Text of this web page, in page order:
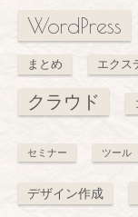
WordPress
まとめ エクス
クラウド
セミナー ツール
デザイン作成